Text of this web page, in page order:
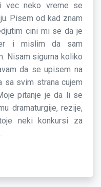
vec neko vreme se
Pisem od kad znam
cini mi se da je
i mislim da sam
Nisam sigurna koliko
da se upisem na
sa svim strana cujem
pitanje je da li se
dramaturgije, rezije,
neki konkursi za